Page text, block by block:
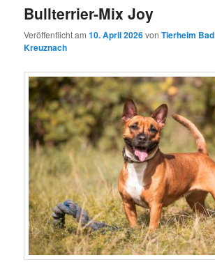
Bullterrier-Mix Joy
Veröffentlicht am10. April 2026vonTierheim Bad
Kreuznach